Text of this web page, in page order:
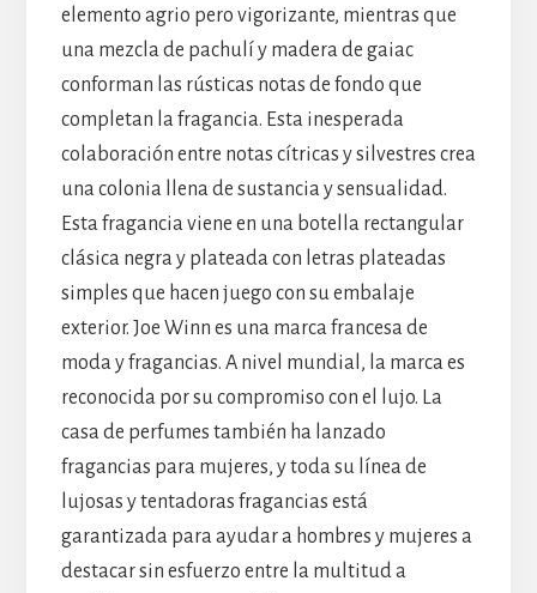
elemento agrio pero vigorizante, mientras que
una mezcla de pachulí y madera de gaiac
conforman las rústicas notas de fondo que
completan la fragancia. Esta inesperada
colaboración entre notas cítricas y silvestres crea
una colonia llena de sustancia y sensualidad.
Esta fragancia viene en una botella rectangular
clásica negra y plateada con letras plateadas
simples que hacen juego con su embalaje
exterior. Joe Winn es una marca francesa de
moda y fragancias. A nivel mundial, la marca es
reconocida por su compromiso con el lujo. La
casa de perfumes también ha lanzado
fragancias para mujeres, y toda su línea de
lujosas y tentadoras fragancias está
garantizada para ayudar a hombres y mujeres a
destacar sin esfuerzo entre la multitud a